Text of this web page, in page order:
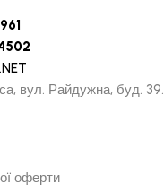
вул. Райдужна, буд. 39.
оферти